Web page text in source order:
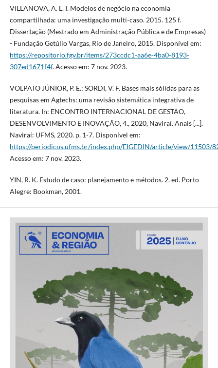
VILLANOVA, A. L. I. Modelos de negócio na economia
compartilhada: uma investigação multi-caso. 2015. 125 f.
Dissertação (Mestrado em Administração Pública e de Empresas)
- Fundação Getúlio Vargas, Rio de Janeiro, 2015. Disponível em:
https://repositorio.fgv.br/items/273ccdc1-aa6e-4ba0-8193-
307ed1671f4f. Acesso em: 7 nov. 2023.
VOLPATO JÚNIOR, P. E.; SORDI, V. F. Bases mais sólidas para as
pesquisas em Agtechs: uma revisão sistemática integrativa de
literatura. In: ENCONTRO INTERNACIONAL DE GESTÃO,
DESENVOLVIMENTO E INOVAÇÃO, 4., 2020, Naviraí. Anais [...].
Naviraí: UFMS, 2020. p. 1-7. Disponível em:
https://periodicos.ufms.br/index.php/EIGEDIN/article/view/11503/
Acesso em: 7 nov. 2023.
YIN, R. K. Estudo de caso: planejamento e métodos. 2. ed. Porto
Alegre: Bookman, 2001.